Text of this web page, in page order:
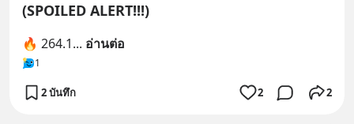
(SPOILED ALERT!!!)
🔥 264.1... อ่านต่อ
1
2 บันทึก 2 2